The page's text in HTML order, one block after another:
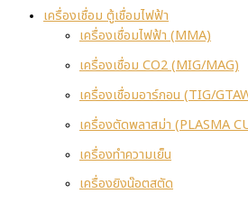
เครื่องเชื่อม ตู้เชื่อมไฟฟ้า
เครื่องเชื่อมไฟฟ้า (MMA)
เครื่องเชื่อม CO2 (MIG/MAG)
เครื่องเชื่อมอาร์กอน (TIG/
เครื่องตัดพลาสม่า (PLASMA
เครื่องทำความเย็น
เครื่องยิงน๊อตสตัด